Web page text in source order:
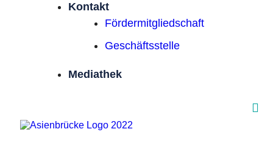
Kontakt
Förder­mitgliedschaft
Geschäftsstelle
Mediathek